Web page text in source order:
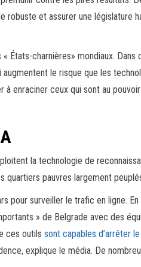
robuste et assurer une législature
États-charnières» mondiaux. Dans
le risque que les
à enraciner ceux qui sont au
la technologie de
quartiers pauvres largement
pour surveiller le trafic en ligne.
» de Belgrade avec des
ces outils sont capables d’arrêter
explique le média. De